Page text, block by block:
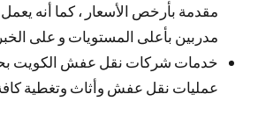
مقدمة بأرخص الأسعار ، كما أنه يعمل
مدربين بأعلى المستويات و على
خدمات شركات نقل عفش الكويت
عمليات نقل عفش وأثاث وتغطية